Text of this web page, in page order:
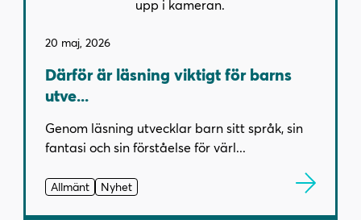
20 maj, 2026
Därför är läsning viktigt för barns
utve...
Genom läsning utvecklar barn sitt språk, sin
fantasi och sin förståelse för värl...
Allmänt Nyhet